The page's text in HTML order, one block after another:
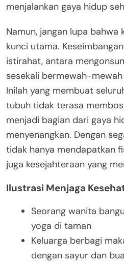
menjalankan gaya hidup
Namun, jangan lupa bahwa
kunci utama.
istirahat, antara
sesekali bermewah-
Inilah yang membuat
tubuh tidak terasa
menjadi bagian dari gaya
menyenangkan. Dengan
tidak hanya mendapatkan
juga kesejahteraan yang
Ilustrasi Menjaga
Seorang wanita
yoga di taman
Keluarga berbagi
dengan sayur dan